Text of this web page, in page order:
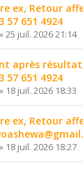
ex, Retour
57 651 4924
»25 juil. 2026 21:14
après
57 651 4924
» 18 juil. 2026 18:33
ex, Retour
» 18 juil. 2026 18:27